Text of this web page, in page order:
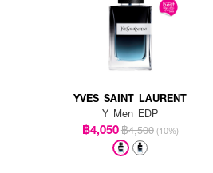
YVES SAINT LAURENT
Y Men EDP
฿4,050฿4,500 (10%)